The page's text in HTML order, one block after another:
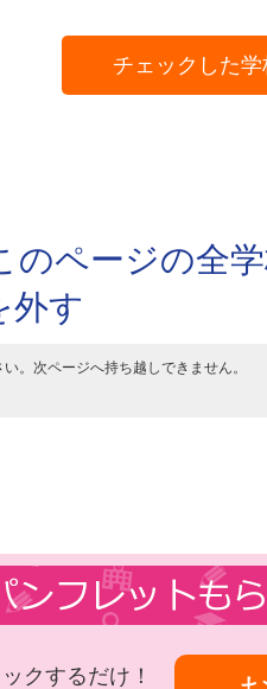
チェックした
のページの全
外す
。次ページへ持ち越しできません。
クするだけ！